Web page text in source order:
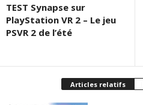
TEST Synapse sur
PlayStation VR 2 – Le jeu
PSVR 2 de l’été
Articles relatifs